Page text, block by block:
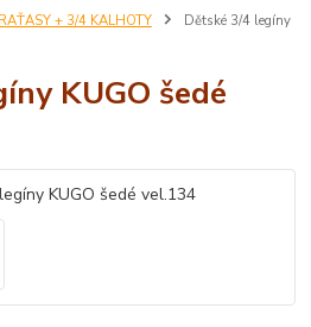
+ 3/4 KALHOTY
Dětské 3/4 legíny
KUGO šedé